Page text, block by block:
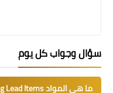
سؤال وجواب كل يوم
ما هي المواد Long Lead Items؟